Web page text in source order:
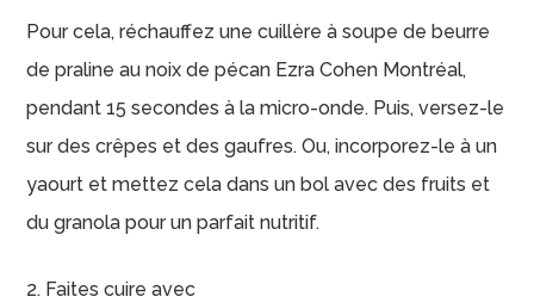
Pour cela, réchauffez une cuillère à soupe de beurre
de praline au noix de pécan Ezra Cohen Montréal,
pendant 15 secondes à la micro-onde. Puis, versez-le
sur des crêpes et des gaufres. Ou, incorporez-le à un
yaourt et mettez cela dans un bol avec des fruits et
du granola pour un parfait nutritif.
2. Faites cuire avec